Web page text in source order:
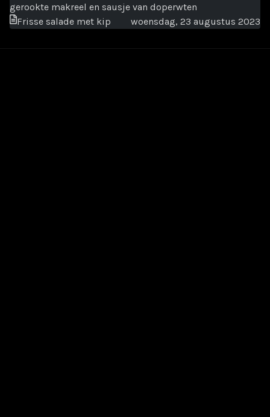
gerookte makreel en sausje van doperwten
woensdag, 23 augustus 2023
Frisse salade met kip